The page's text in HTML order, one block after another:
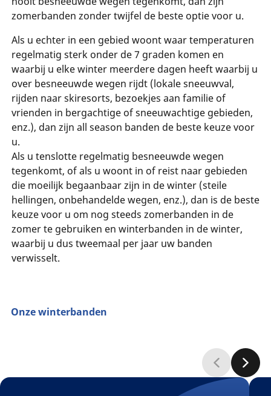
zomerbanden zonder twijfel de beste optie voor u.
Als u echter in een gebied woont waar temperaturen
regelmatig sterk onder de 7 graden komen en
waarbij u elke winter meerdere dagen heeft waarbij u
over besneeuwde wegen rijdt (lokale sneeuwval,
rijden naar skiresorts, bezoekjes aan familie of
vrienden in bergachtige of sneeuwachtige gebieden,
enz.), dan zijn all season banden de beste keuze voor
u.
Als u tenslotte regelmatig besneeuwde wegen
tegenkomt, of als u woont in of reist naar gebieden
die moeilijk begaanbaar zijn in de winter (steile
hellingen, onbehandelde wegen, enz.), dan is de beste
keuze voor u om nog steeds zomerbanden in de
zomer te gebruiken en winterbanden in de winter,
waarbij u dus tweemaal per jaar uw banden
verwisselt.
Onze winterbanden